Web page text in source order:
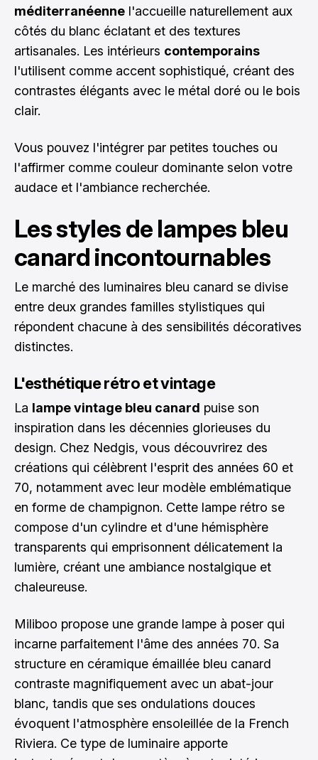
méditerranéenne l'accueille naturellement aux
côtés du blanc éclatant et des textures
artisanales. Les intérieurs contemporains
l'utilisent comme accent sophistiqué, créant des
contrastes élégants avec le métal doré ou le bois
clair.
Vous pouvez l'intégrer par petites touches ou
l'affirmer comme couleur dominante selon votre
audace et l'ambiance recherchée.
Les styles de lampes bleu
canard incontournables
Le marché des luminaires bleu canard se divise
entre deux grandes familles stylistiques qui
répondent chacune à des sensibilités décoratives
distinctes.
L'esthétique rétro et vintage
La lampe vintage bleu canard puise son
inspiration dans les décennies glorieuses du
design. Chez Nedgis, vous découvrirez des
créations qui célèbrent l'esprit des années 60 et
70, notamment avec leur modèle emblématique
en forme de champignon. Cette lampe rétro se
compose d'un cylindre et d'une hémisphère
transparents qui emprisonnent délicatement la
lumière, créant une ambiance nostalgique et
chaleureuse.
Miliboo propose une grande lampe à poser qui
incarne parfaitement l'âme des années 70. Sa
structure en céramique émaillée bleu canard
contraste magnifiquement avec un abat-jour
blanc, tandis que ses ondulations douces
évoquent l'atmosphère ensoleillée de la French
Riviera. Ce type de luminaire apporte